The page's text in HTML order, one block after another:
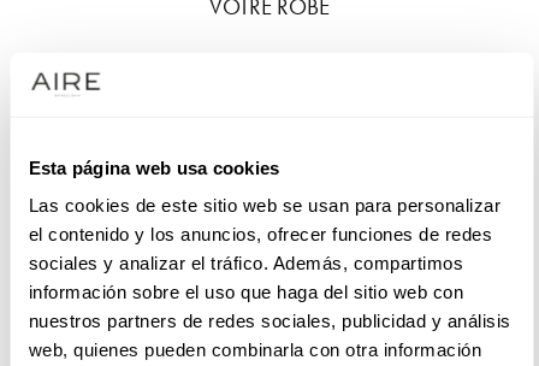
Esta página web usa cookies
Las cookies de este sitio web se usan para personalizar
el contenido y los anuncios, ofrecer funciones de redes
sociales y analizar el tráfico. Además, compartimos
información sobre el uso que haga del sitio web con
nuestros partners de redes sociales, publicidad y análisis
web, quienes pueden combinarla con otra información
VOTRE ROBE